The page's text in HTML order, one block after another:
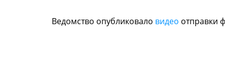
Ведомство опубликовало видео отправки